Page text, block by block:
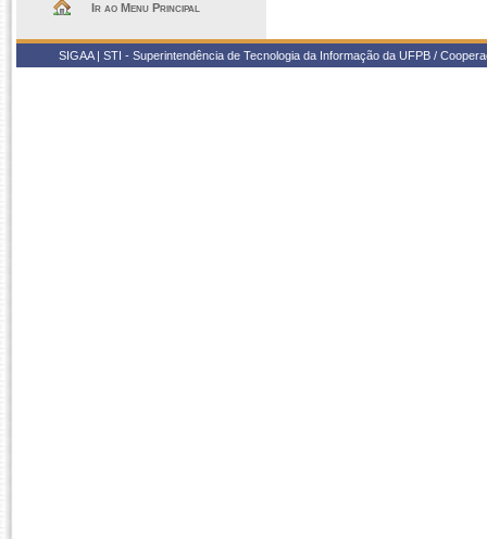
Ir ao Menu Principal
SIGAA | STI - Superintendência de Tecnologia da Informação da UFPB /